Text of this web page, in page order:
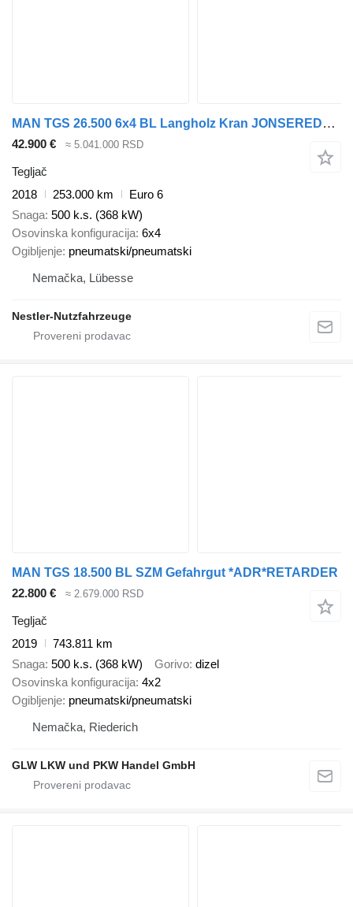
MAN TGS 26.500 6x4 BL Langholz Kran JONSERED2490S
42.900 € ≈ 5.041.000 RSD
Tegljač
2018
253.000 km
Euro 6
Snaga 500 k.s. (368 kW)
Osovinska konfiguracija 6x4
Ogibljenje pneumatski/pneumatski
Nemačka, Lübesse
Nestler-Nutzfahrzeuge
MAN TGS 18.500 BL SZM Gefahrgut *ADR*RETARDER
22.800 €
≈ 2.679.000 RSD
Tegljač
2019
743.811 km
Snaga 500 k.s. (368 kW) Gorivo dizel
Osovinska konfiguracija 4x2
Ogibljenje pneumatski/pneumatski
Nemačka, Riederich
GLW LKW und PKW Handel GmbH